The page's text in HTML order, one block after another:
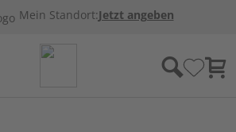
Mein Standort:Jetzt angeben